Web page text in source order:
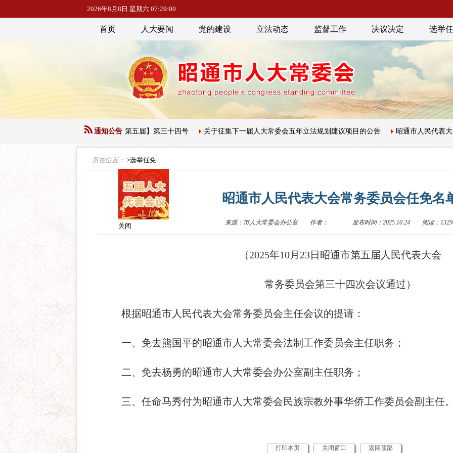
2026年8月8日 星期六 07:29:01
首页 人大要闻 党的建设 立法动态 监督工作 决议决定 选举
通知公告
通市人民代表大会常务委员会公告【第五届】第三十四号 关于征集下一届人大常委会五年立法规划建议项目的公告 昭通市人民代表大
关闭
所在位置： >选举任免
昭通市人民代表大会常务委员会任免名
来源：市人大常委会办公室 作者： 发布时间：2025.10.24 阅读：
（2025年10月23日昭通市第五届人民代表大会
常务委员会第三十四次会议通过）
根据昭通市人民代表大会常务委员会主任会议的提请：
一、免去熊国平的昭通市人大常委会法制工作委员会主任职务；
二、免去杨勇的昭通市人大常委会办公室副主任职务；
三、任命马秀付为昭通市人大常委会民族宗教外事华侨工作委员会副主任
打印本页 关闭窗口 返回顶部